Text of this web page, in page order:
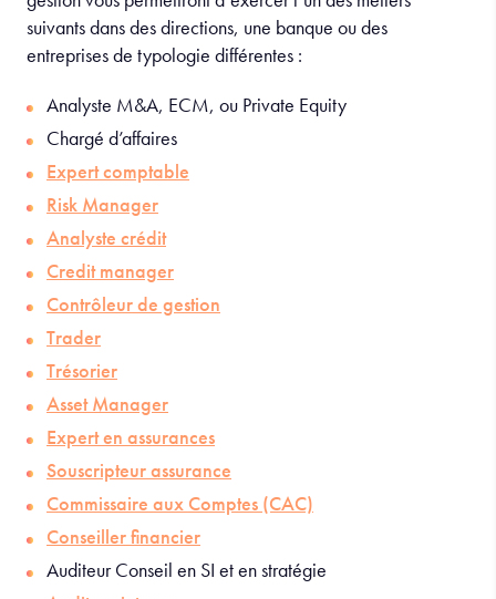
suivants dans des directions, une banque ou des
entreprises de typologie différentes :
Analyste M&A, ECM, ou Private Equity
Chargé d’affaires
Expert comptable
Risk Manager
Analyste crédit
Credit manager
Contrôleur de gestion
Trader
Trésorier
Asset Manager
Expert en assurances
Souscripteur assurance
Commissaire aux Comptes (CAC)
Conseiller financier
Auditeur Conseil en SI et en stratégie